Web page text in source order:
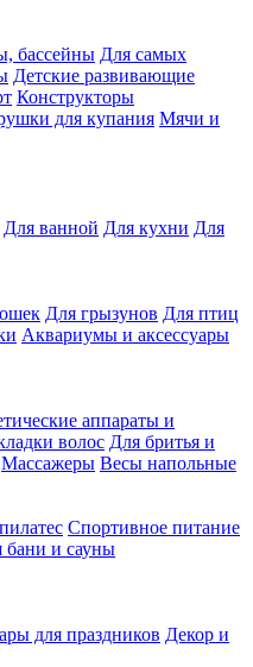
бассейны Для самых
Детские развивающие
Конструкторы
для купания Мячи и
Для ванной Для кухни Для
Для грызунов Для птиц
Аквариумы и аксессуары
аппараты и
волос Для бритья и
Массажеры Весы напольные
Спортивное питание
бани и сауны
для праздников Декор и